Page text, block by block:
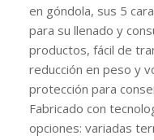
en góndola, sus 5
para su llenado y
productos, fácil de
reducción en peso y
protección para
Fabricado con
opciones: variadas